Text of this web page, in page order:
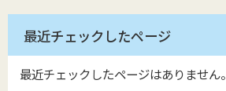
最近チェックしたページ
最近チェックしたページはありません。